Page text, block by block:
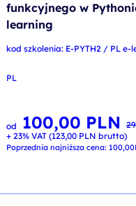
funkcyjnego w
learning
kod szkolenia: E-PYTH2 / PL e-
PL
od
Pierwotna
cena
wynosiła:
290,00 PLN.
100,00 PLN
Aktualna
cena
wynosi:
100,00 PLN.
+ 23% VAT (123,00 PLN brutto)
Poprzednia najniższa cena: 100,00